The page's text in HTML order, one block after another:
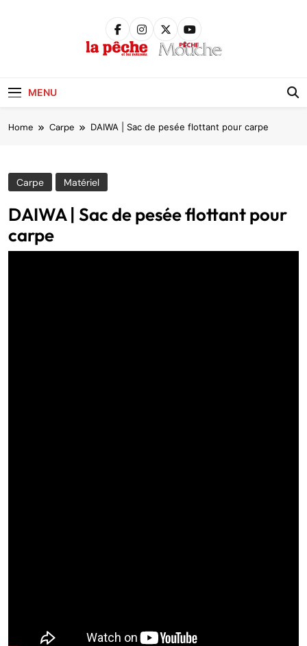
MENU
Home Carpe DAIWA | Sac de pesée flottant pour carpe
Carpe Matériel
DAIWA | Sac de pesée flottant pour
carpe